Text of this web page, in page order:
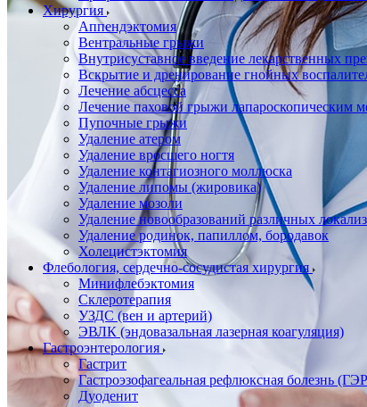
Хирургия
Аппендэктомия
Вентральные грыжи
Внутрисуставное введение лекарственных
Вскрытие и дренирование гнойных
Лечение абсцесса
Лечение паховой грыжи лапароскопическим
Пупочные грыжи
Удаление атером
Удаление вросшего ногтя
Удаление контагиозного моллюска
Удаление липомы (жировика)
Удаление мозоли
Удаление новообразований различных
Удаление родинок, папиллом, бородавок
Холецистэктомия
Флебология, сердечно-сосудистая хирургия
Минифлебэктомия
Склеротерапия
УЗДС (вен и артерий)
ЭВЛК (эндовазальная лазерная коагуляция)
Гастроэнтерология
Гастрит
Гастроэзофагеальная рефлюксная болезнь
Дуоденит